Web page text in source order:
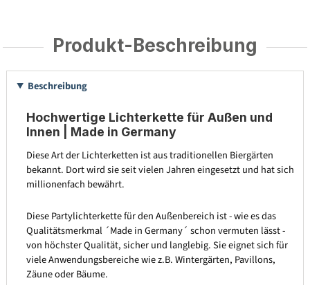
Produkt-Beschreibung
Beschreibung
Hochwertige Lichterkette für Außen und
Innen | Made in Germany
Diese Art der Lichterketten ist aus traditionellen Biergärten
bekannt. Dort wird sie seit vielen Jahren eingesetzt und hat sich
millionenfach bewährt.
Diese Partylichterkette für den Außenbereich ist - wie es das
Qualitätsmerkmal ´Made in Germany´ schon vermuten lässt -
von höchster Qualität, sicher und langlebig. Sie eignet sich für
viele Anwendungsbereiche wie z.B. Wintergärten, Pavillons,
Zäune oder Bäume.